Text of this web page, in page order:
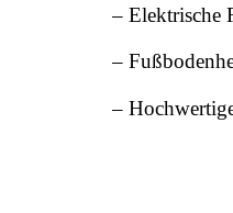
– Elektrische
–
–